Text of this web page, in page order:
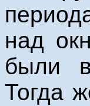
над
были
Тогда